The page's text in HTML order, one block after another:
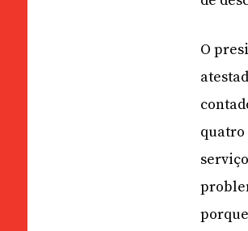
O
quatro